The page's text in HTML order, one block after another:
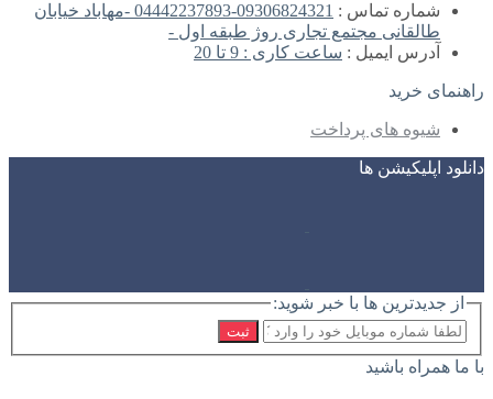
شماره تماس :
09306824321-04442237893 -مهاباد خیابان
طالقانی مجتمع تجاری روژ طبقه اول -
آدرس ایمیل : ساعت کاری : 9 تا 20
راهنمای خرید
شیوه های پرداخت
دانلود اپلیکیشن ها
از جدیدترین ها با خبر شوید:
ثبت
با ما همراه باشید